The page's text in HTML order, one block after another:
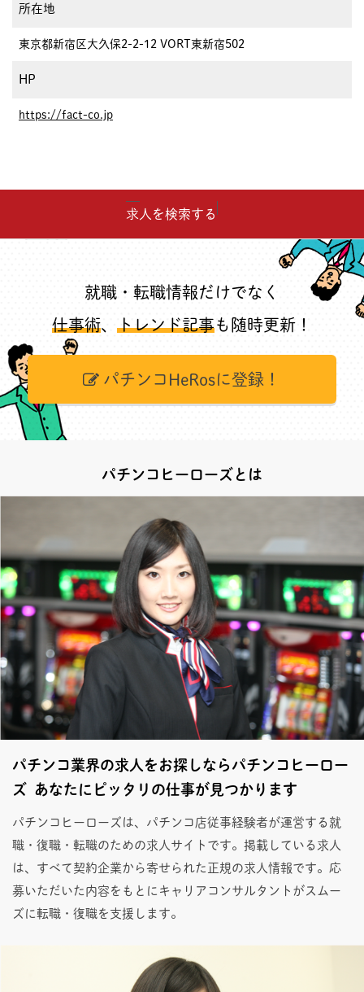
所在地
東京都新宿区大久保2-2-12 VORT東新宿502
HP
https://fact-co.jp
求人を検索する
就職・転職情報だけでなく
仕事術、 トレンド記事も随時更新！
パチンコHeRosに登録！
パチンコヒーローズとは
パチンコ業界の求人をお探しならパチンコヒーロー
ズ あなたにピッタリの仕事が見つかります
パチンコヒーローズは、パチンコ店従事経験者が運営する就
職・復職・転職のための求人サイトです。掲載している求人
は、すべて契約企業から寄せられた正規の求人情報です。応
募いただいた内容をもとにキャリアコンサルタントがスムー
ズに転職・復職を支援します。